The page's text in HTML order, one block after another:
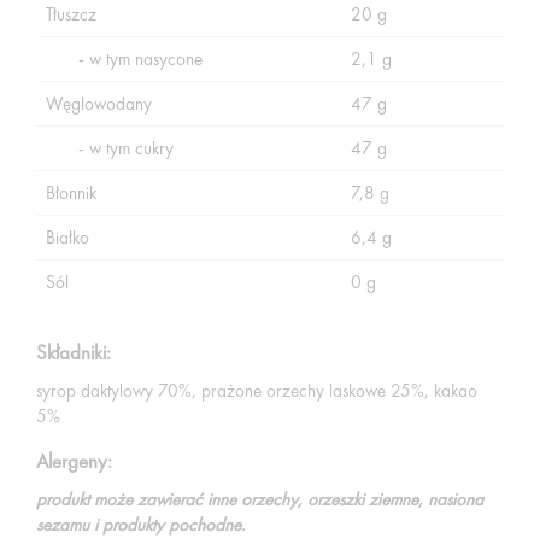
Tłuszcz
20 g
- w tym nasycone
2,1 g
Węglowodany
47 g
- w tym cukry
47 g
Błonnik
7,8 g
Białko
6,4 g
Sól
0 g
Składniki:
syrop daktylowy 70%, prażone orzechy laskowe 25%, kakao
5%
Alergeny:
produkt może zawierać inne orzechy, orzeszki ziemne, nasiona
sezamu i produkty pochodne.